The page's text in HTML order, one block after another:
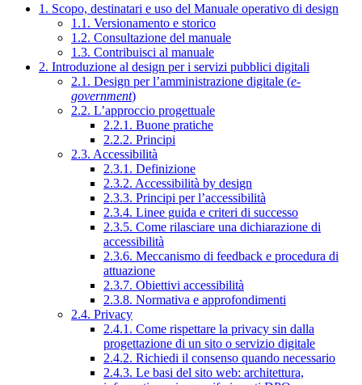
1. Scopo, destinatari e uso del Manuale operativo di design
1.1. Versionamento e storico
1.2. Consultazione del manuale
1.3. Contribuisci al manuale
2. Introduzione al design per i servizi pubblici digitali
2.1. Design per l’amministrazione digitale (e-
government)
2.2. L’approccio progettuale
2.2.1. Buone pratiche
2.2.2. Principi
2.3. Accessibilità
2.3.1. Definizione
2.3.2. Accessibilità by design
2.3.3. Principi per l’accessibilità
2.3.4. Linee guida e criteri di successo
2.3.5. Come rilasciare una dichiarazione di
accessibilità
2.3.6. Meccanismo di feedback e procedura di
attuazione
2.3.7. Obiettivi accessibilità
2.3.8. Normativa e approfondimenti
2.4. Privacy
2.4.1. Come rispettare la privacy sin dalla
progettazione di un sito o servizio digitale
2.4.2. Richiedi il consenso quando necessario
2.4.3. Le basi del sito web: architettura,